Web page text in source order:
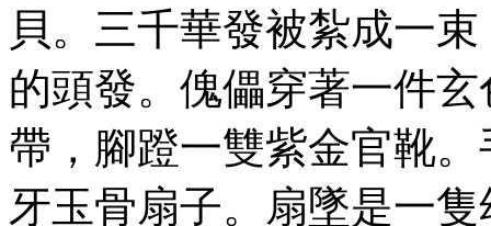
貝。三千華發被紮成一
的頭發。傀儡穿著一件
帶，腳蹬一雙紫金官靴
牙玉骨扇子。扇墜是一